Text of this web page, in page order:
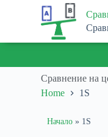
p
o
Сравнение на
Home
1S
Начало » 1S